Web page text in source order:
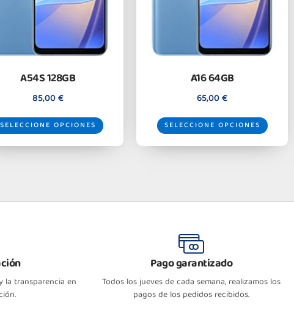
A54S 128GB
85,00€
SELECCIONE OPCIONES
A16 64GB
65,00€
SELECCIONE OPCIONES
la transparencia en
Pago garantizado
Todos los jueves de cada semana, realizamos los
pagos de los pedidos recibidos.